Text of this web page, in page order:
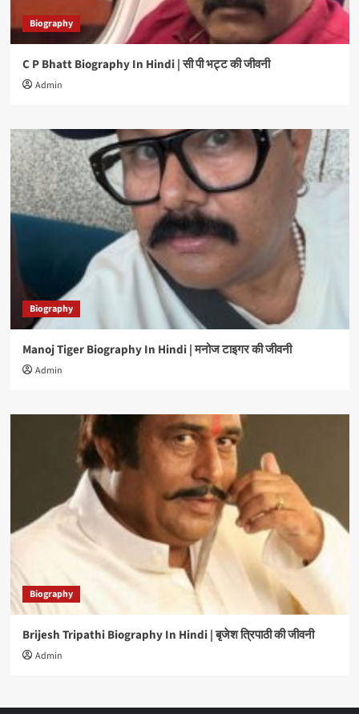
Biography
C P Bhatt Biography In Hindi | सी पी भट्ट की जीवनी
Admin
Biography
Manoj Tiger Biography In Hindi | मनोज टाइगर की जीवनी
Admin
Biography
Brijesh Tripathi Biography In Hindi | बृजेश त्रिपाठी की जीवनी
Admin